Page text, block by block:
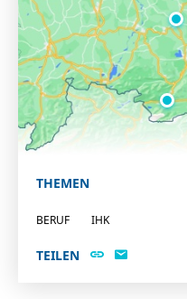
THEMEN
BERUF IHK
TEILEN